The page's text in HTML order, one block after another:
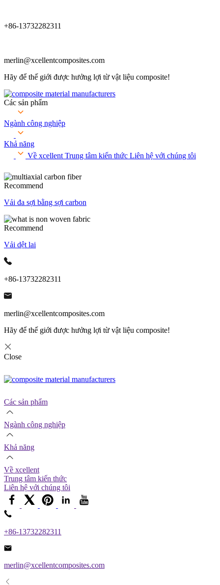
+86-13732282311
merlin@xcellentcomposites.com
Hãy để thế giới được hưởng lợi từ vật liệu composite!
Các sản phẩm
Ngành công nghiệp
Khả năng
Về xcellent Trung tâm kiến ​​thức Liên hệ với chúng tôi
Recommend
Vải đa sợi bằng sợi carbon
Recommend
Vải dệt lai
+86-13732282311
merlin@xcellentcomposites.com
Hãy để thế giới được hưởng lợi từ vật liệu composite!
Close
Các sản phẩm
Ngành công nghiệp
Khả năng
Về xcellent
Trung tâm kiến ​​thức
Liên hệ với chúng tôi
+86-13732282311
merlin@xcellentcomposites.com